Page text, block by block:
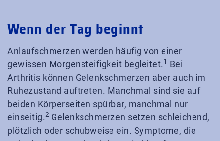
Wenn der Tag beginnt
Anlaufschmerzen werden häufig von einer
gewissen Morgensteifigkeit begleitet. 1 Bei
Arthritis können Gelenkschmerzen aber auch im
Ruhezustand auftreten. Manchmal sind sie auf
beiden Körperseiten spürbar, manchmal nur
einseitig.2 Gelenkschmerzen setzen schleichend,
plötzlich oder schubweise ein. Symptome, die